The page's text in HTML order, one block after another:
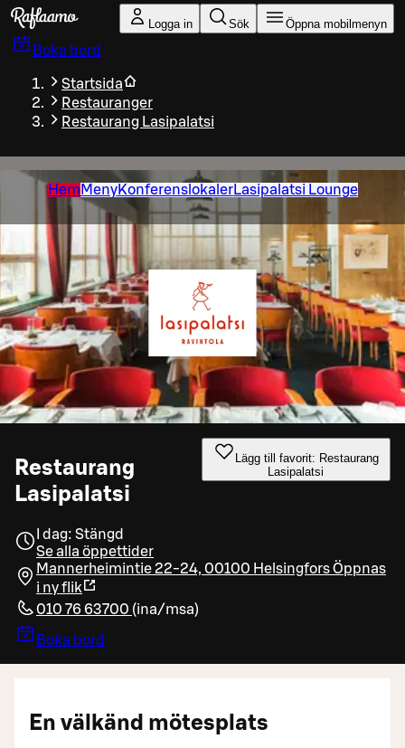
Gå till huvudinnehållet
Logga in Sök Öppna mobilmenyn
Boka bord
Startsida
Restauranger
Restaurang Lasipalatsi
Hem MenyKonferenslokalerLasipalatsi Lounge
Restaurang
Lasipalatsi
Lägg till favorit: Restaurang
Lasipalatsi
I dag: Stängd
Se alla öppettider
Mannerheimintie 22-24, 00100 HelsingforsÖppnas
i ny flik
010 76 63700 (ina/msa)
Boka bord
En välkänd mötesplats